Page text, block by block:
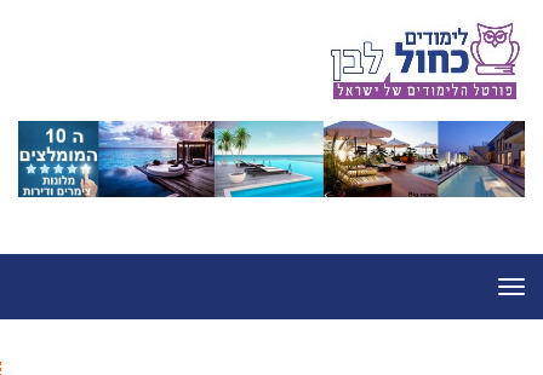
תפריט